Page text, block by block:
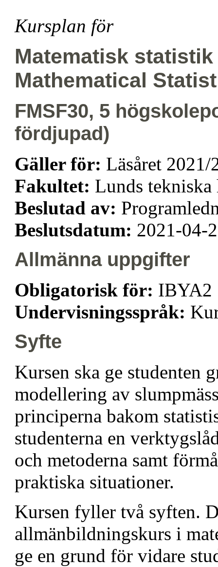
Kursplan för
Matematisk statistik
Mathematical
FMSF30, 5
fördjupad)
Gäller för: Läsåret 2021/
Fakultet: Lunds tekniska
Beslutad av:
Beslutsdatum: 2021-04-
Allmänna uppgifter
Obligatorisk för: IBYA2
Undervisningsspråk:
Syfte
Kursen ska ge studenten
modellering av
principerna bakom
studenterna en
och metoderna samt
praktiska situationer.
Kursen fyller två syften.
allmänbildningskurs i
ge en grund för vidare